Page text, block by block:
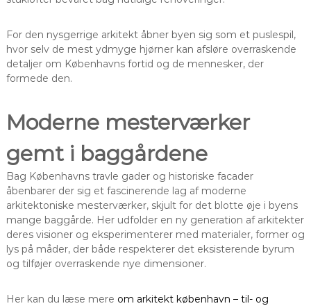
For den nysgerrige arkitekt åbner byen sig som et puslespil,
hvor selv de mest ydmyge hjørner kan afsløre overraskende
detaljer om Københavns fortid og de mennesker, der
formede den.
Moderne mesterværker
gemt i baggårdene
Bag Københavns travle gader og historiske facader
åbenbarer der sig et fascinerende lag af moderne
arkitektoniske mesterværker, skjult for det blotte øje i byens
mange baggårde. Her udfolder en ny generation af arkitekter
deres visioner og eksperimenterer med materialer, former og
lys på måder, der både respekterer det eksisterende byrum
og tilføjer overraskende nye dimensioner.
Her kan du læse mere om arkitekt københavn – til- og